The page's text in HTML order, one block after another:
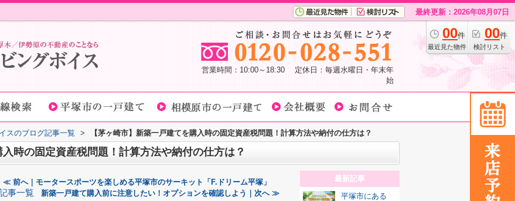
最終更新：2026年08月07日
00件
最近見た物件
00件
検討リスト
営業時間：10:00～18:30 定休日：毎週水曜日・年末年
始
スのブログ記事一覧 > 【茅ヶ崎市】新築一戸建てを購入時の固定資産税問題！計算方法や納付の仕方は？
入時の固定資産税問題！計算方法や納付の仕方は？
≪ 前へ｜モータースポーツを楽しめる平塚市のサーキット「F.ドリーム平塚」
事一覧 新築一戸建て購入前に注意したい！オプションを確認しよう｜次へ ≫
最新記事
平塚市にある